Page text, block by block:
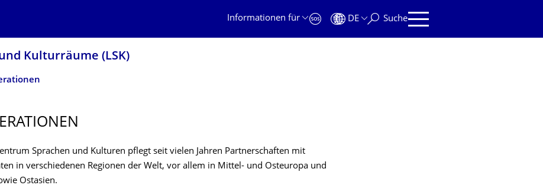
Informationen für
DE Suche
Kulturräume (LSK)
Sprachen und Kulturen pflegt seit vielen Jahren Partnerschaften mit
in verschiedenen Regionen der Welt, vor allem in Mittel- und Osteuropa und
Ostasien.